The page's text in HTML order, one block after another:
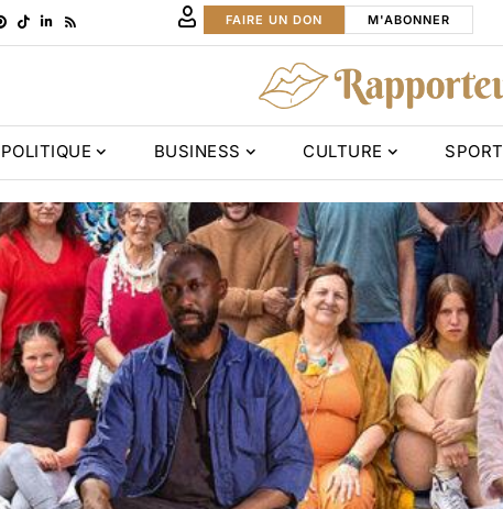
FAIRE UN DON M'ABONNER
POLITIQUE BUSINESS CULTURE SPORT